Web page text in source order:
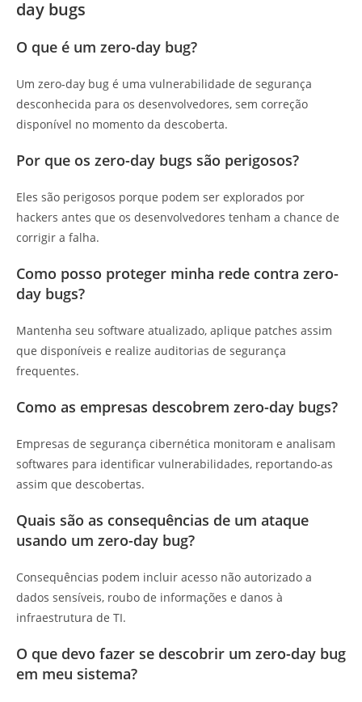
day bugs
O que é um zero-day bug?
Um zero-day bug é uma vulnerabilidade de segurança
desconhecida para os desenvolvedores, sem correção
disponível no momento da descoberta.
Por que os zero-day bugs são perigosos?
Eles são perigosos porque podem ser explorados por
hackers antes que os desenvolvedores tenham a chance de
corrigir a falha.
Como posso proteger minha rede contra zero-
day bugs?
Mantenha seu software atualizado, aplique patches assim
que disponíveis e realize auditorias de segurança
frequentes.
Como as empresas descobrem zero-day bugs?
Empresas de segurança cibernética monitoram e analisam
softwares para identificar vulnerabilidades, reportando-as
assim que descobertas.
Quais são as consequências de um ataque
usando um zero-day bug?
Consequências podem incluir acesso não autorizado a
dados sensíveis, roubo de informações e danos à
infraestrutura de TI.
O que devo fazer se descobrir um zero-day bug
em meu sistema?